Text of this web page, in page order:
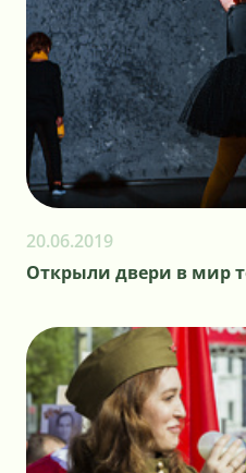
20.06.2019
Открыли двери в мир